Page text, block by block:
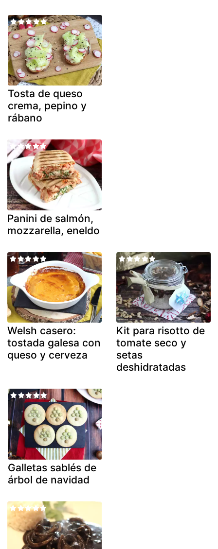
Tosta de queso
crema, pepino y
rábano
Panini de salmón,
mozzarella, eneldo
Welsh casero:
tostada galesa con
queso y cerveza
Kit para risotto de
tomate seco y
setas
deshidratadas
Galletas sablés de
árbol de navidad